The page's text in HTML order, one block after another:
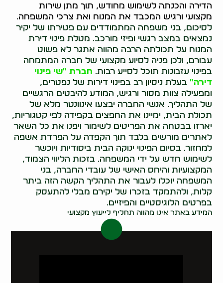
הדירה והכנתה לשימוש מחודש, תוך מתן שירות
מקצועי ורגיש המכבד את המנוח ואת צרכי המשפחה.
לסיכום, בני משפחה המתמודדים עם פטירתו של יקיר
נמצאים במצב רגשי ופיזי מורכב. מטלת פינוי דירת
המנוח על תכולתה הרבה מהווה אתגר לא פשוט
עבורם, ולכן פניה לסיוע מקצועי של חברה המתמחה
בפינוי עזבונות תוכל לסייע רבות. חברת "שי פינוי
דירה" בעלת ניסיון רב בפינוי דירות של נפטרים,
ומפעילה צוות מסור ורגיש, המודע להיבטים הרגשיים
של התהליך. אנשי החברה יבצעו אינוונטר מלא של
תכולת הבית, ימיינו את החפצים בקפידה לפי קטגוריות,
יארזו בבטחה את הפריטים לשימור ויפנו את כל השאר
לאתרים מורשים בלבד תוך הקפדה על הפרדת אשפה
למחזור. בסיום הפינוי ינוקה הבית ביסודיות ויוכשר
לשימוש חדש על ידי המשפחה. בזכות הליווי הצמוד,
המקצועיות והיחס האישי של עובדי החברה, בני
המשפחה יוכלו לעבור את התהליך הקשה הזה ביתר
קלות, ולהתמקד בזכרו של יקירם מבלי להתעסק
בפרטים הלוגיסטיים והפיזיים.
המידע באתר אינו מהווה תחליף לייעוץ מקצועי